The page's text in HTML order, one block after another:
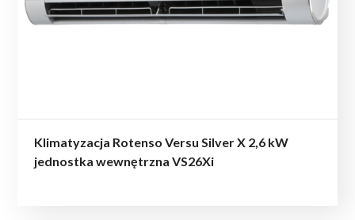
Klimatyzacja Rotenso Versu Silver X 2,6 kW
jednostka wewnętrzna VS26Xi